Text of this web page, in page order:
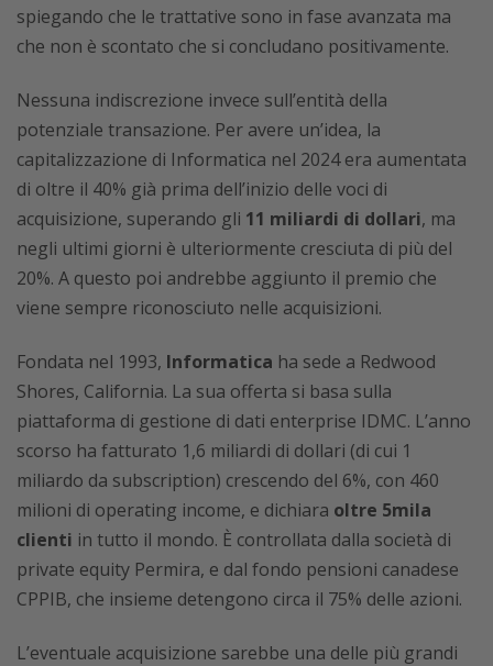
spiegando che le trattative sono in fase avanzata ma
che non è scontato che si concludano positivamente.
Nessuna indiscrezione invece sull’entità della
potenziale transazione. Per avere un’idea, la
capitalizzazione di Informatica nel 2024 era aumentata
di oltre il 40% già prima dell’inizio delle voci di
acquisizione, superando gli 11 miliardi di dollari, ma
negli ultimi giorni è ulteriormente cresciuta di più del
20%. A questo poi andrebbe aggiunto il premio che
viene sempre riconosciuto nelle acquisizioni.
Fondata nel 1993, Informatica ha sede a Redwood
Shores, California. La sua offerta si basa sulla
piattaforma di gestione di dati enterprise IDMC. L’anno
scorso ha fatturato 1,6 miliardi di dollari (di cui 1
miliardo da subscription) crescendo del 6%, con 460
milioni di operating income, e dichiara oltre 5mila
clienti in tutto il mondo. È controllata dalla società di
private equity Permira, e dal fondo pensioni canadese
CPPIB, che insieme detengono circa il 75% delle azioni.
L’eventuale acquisizione sarebbe una delle più grandi